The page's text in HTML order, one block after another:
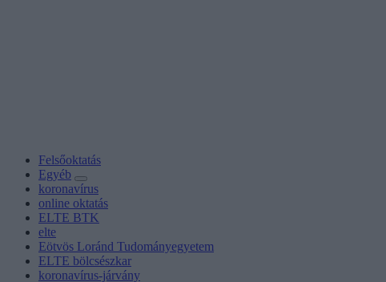
Felsőoktatás
Egyéb
koronavírus
online oktatás
ELTE BTK
elte
Eötvös Loránd Tudományegyetem
ELTE bölcsészkar
koronavírus-járvány